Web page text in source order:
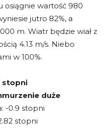
osiągnie wartość 980
jutro 82%, a
m. Wiatr będzie wiał z
4.13 m/s. Niebo
w 100%.
stopni
duże
-0.9 stopni
stopni